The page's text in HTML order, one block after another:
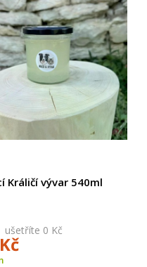
Králičí vývar 540ml
ušetříte 0 Kč